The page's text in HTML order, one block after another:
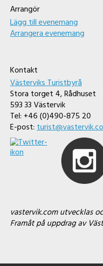
Arrangör
Lägg till evenemang
Arrangera evenemang
Kontakt
Västerviks Turistbyrå
Stora torget 4, Rådhuset
593 33 Västervik
Tel: +46 (0)490-875 20
E-post:
vastervik.com utvecklas
Framåt på uppdrag av